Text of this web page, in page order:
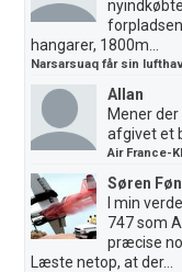
hangarer, 1800m...
Narsarsuaq får sin
Allan
Mener
afgivet et
Air France-
Søren
I min
747 som
præcise
Læste netop, at der...